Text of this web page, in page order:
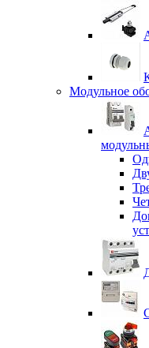
Модульное